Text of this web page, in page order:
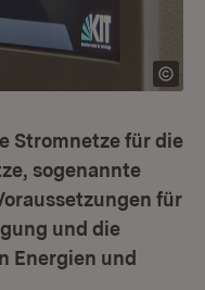
Stromnetze für die
sogenannte
für
und die
Energien und